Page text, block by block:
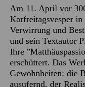
Am 11. April vor
Karfreitagsvesper
Verwirrung und
und sein Textautor
Ihre
erschüttert. Das
Gewohnheiten: die
ausufernd, der